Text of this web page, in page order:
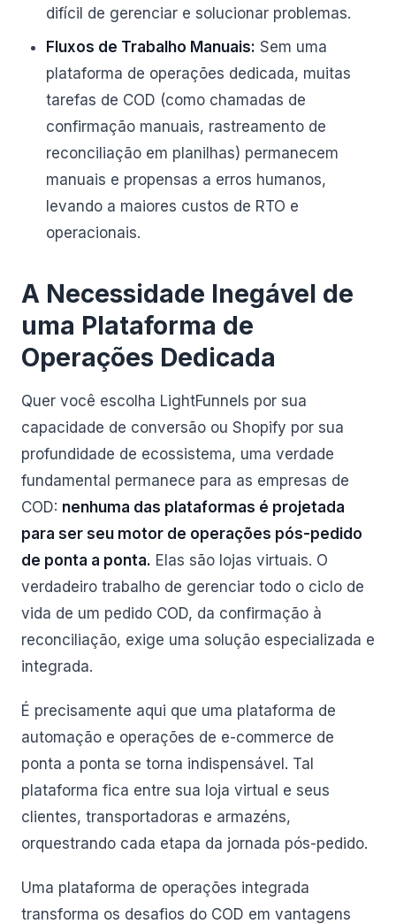
difícil de gerenciar e solucionar problemas.
Fluxos de Trabalho Manuais: Sem uma
plataforma de operações dedicada, muitas
tarefas de COD (como chamadas de
confirmação manuais, rastreamento de
reconciliação em planilhas) permanecem
manuais e propensas a erros humanos,
levando a maiores custos de RTO e
operacionais.
A Necessidade Inegável de
uma Plataforma de
Operações Dedicada
Quer você escolha LightFunnels por sua
capacidade de conversão ou Shopify por sua
profundidade de ecossistema, uma verdade
fundamental permanece para as empresas de
COD: nenhuma das plataformas é projetada
para ser seu motor de operações pós-pedido
de ponta a ponta. Elas são lojas virtuais. O
verdadeiro trabalho de gerenciar todo o ciclo de
vida de um pedido COD, da confirmação à
reconciliação, exige uma solução especializada e
integrada.
É precisamente aqui que uma plataforma de
automação e operações de e-commerce de
ponta a ponta se torna indispensável. Tal
plataforma fica entre sua loja virtual e seus
clientes, transportadoras e armazéns,
orquestrando cada etapa da jornada pós-pedido.
Uma plataforma de operações integrada
transforma os desafios do COD em vantagens